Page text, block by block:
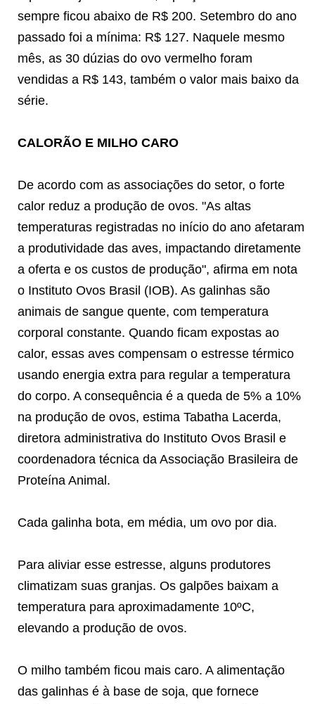
sempre ficou abaixo de R$ 200. Setembro do ano
passado foi a mínima: R$ 127. Naquele mesmo
mês, as 30 dúzias do ovo vermelho foram
vendidas a R$ 143, também o valor mais baixo da
série.
CALORÃO E MILHO CARO
De acordo com as associações do setor, o forte
calor reduz a produção de ovos. "As altas
temperaturas registradas no início do ano afetaram
a produtividade das aves, impactando diretamente
a oferta e os custos de produção", afirma em nota
o Instituto Ovos Brasil (IOB). As galinhas são
animais de sangue quente, com temperatura
corporal constante. Quando ficam expostas ao
calor, essas aves compensam o estresse térmico
usando energia extra para regular a temperatura
do corpo. A consequência é a queda de 5% a 10%
na produção de ovos, estima Tabatha Lacerda,
diretora administrativa do Instituto Ovos Brasil e
coordenadora técnica da Associação Brasileira de
Proteína Animal.
Cada galinha bota, em média, um ovo por dia.
Para aliviar esse estresse, alguns produtores
climatizam suas granjas. Os galpões baixam a
temperatura para aproximadamente 10ºC,
elevando a produção de ovos.
O milho também ficou mais caro. A alimentação
das galinhas é à base de soja, que fornece